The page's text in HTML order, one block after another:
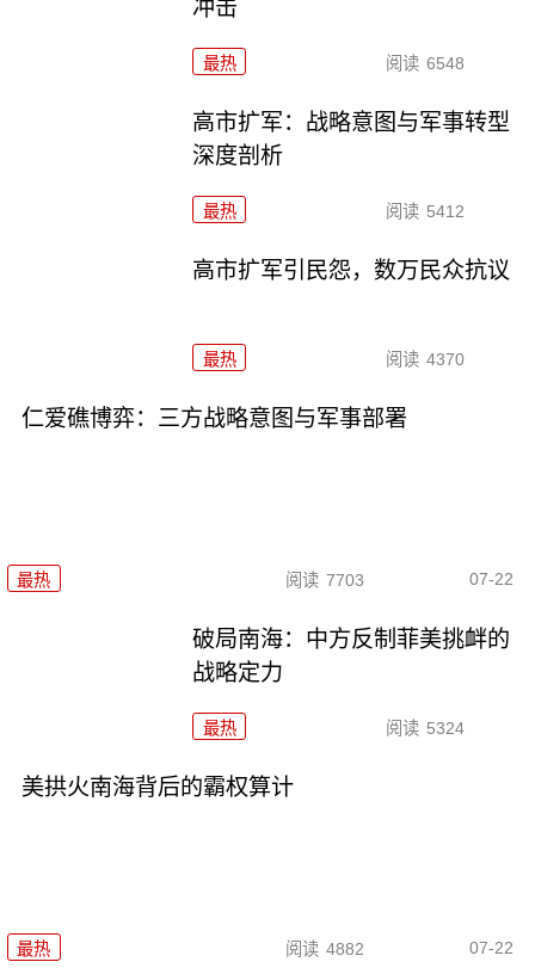
冲击
最热 阅读 6548
高市扩军：战略意图与军事转型
深度剖析
最热 阅读 5412
高市扩军引民怨，数万民众抗议
最热 阅读 4370
仁爱礁博弈：三方战略意图与军事部署
最热 阅读 7703 07-22
破局南海：中方反制菲美挑衅的
战略定力
最热 阅读 5324
美拱火南海背后的霸权算计
最热 阅读 4882 07-22